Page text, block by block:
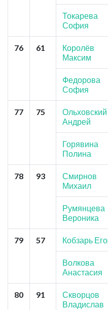
Токарева
София
76 61
Королёв
Максим
Федорова
София
77 75
Ольховский
Андрей
Горявина
Полина
78 93
Смирнов
Михаил
Румянцева
Вероника
79 57 Кобзарь
Волкова
Анастасия
80 91
Скворцов
Владислав